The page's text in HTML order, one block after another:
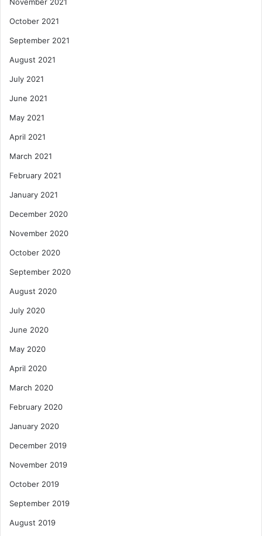
October 2021
September 2021
August 2021
July 2021
June 2021
May 2021
April 2021
March 2021
February 2021
January 2021
December 2020
November 2020
October 2020
September 2020
August 2020
July 2020
June 2020
May 2020
April 2020
March 2020
February 2020
January 2020
December 2019
November 2019
October 2019
September 2019
August 2019